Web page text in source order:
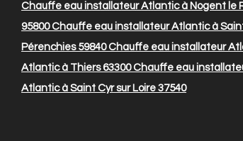
Chauffe eau installateur Atlantic à Nogent le
95800Chauffe eau installateur Atlantic à
Pérenchies 59840Chauffe eau installateur
Atlantic à Thiers 63300Chauffe eau
Atlantic à Saint Cyr sur Loire 37540